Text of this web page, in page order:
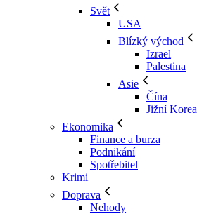
Svět
USA
Blízký východ
Izrael
Palestina
Asie
Čína
Jižní Korea
Ekonomika
Finance a burza
Podnikání
Spotřebitel
Krimi
Doprava
Nehody